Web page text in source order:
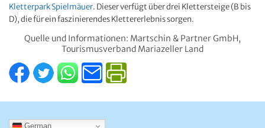
Kletterpark Spielmäuer. Dieser verfügt über drei Klettersteige (B bis
D), die für ein faszinierendes Klettererlebnis sorgen.
Quelle und Informationen: Martschin & Partner GmbH,
Tourismusverband Mariazeller Land
German